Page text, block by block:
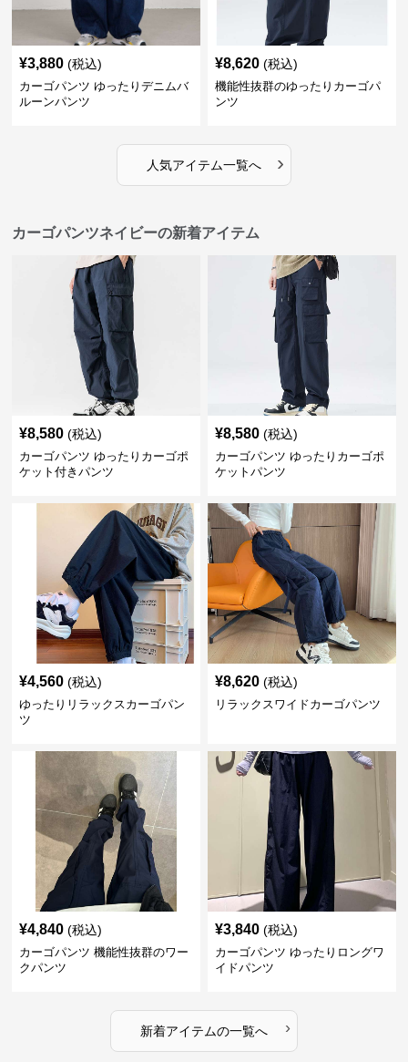
¥3,880 (税込)
カーゴパンツ ゆったりデニムバ
ルーンパンツ
¥8,620 (税込)
機能性抜群のゆったりカーゴパ
ンツ
人気アイテム一覧へ ›
カーゴパンツネイビーの新着アイテム
¥8,580 (税込)
カーゴパンツ ゆったりカーゴポ
ケット付きパンツ
¥8,580 (税込)
カーゴパンツ ゆったりカーゴポ
ケットパンツ
¥4,560 (税込)
ゆったりリラックスカーゴパン
ツ
¥8,620 (税込)
リラックスワイドカーゴパンツ
¥4,840 (税込)
カーゴパンツ 機能性抜群のワー
クパンツ
¥3,840 (税込)
カーゴパンツ ゆったりロングワ
イドパンツ
新着アイテムの一覧へ ›